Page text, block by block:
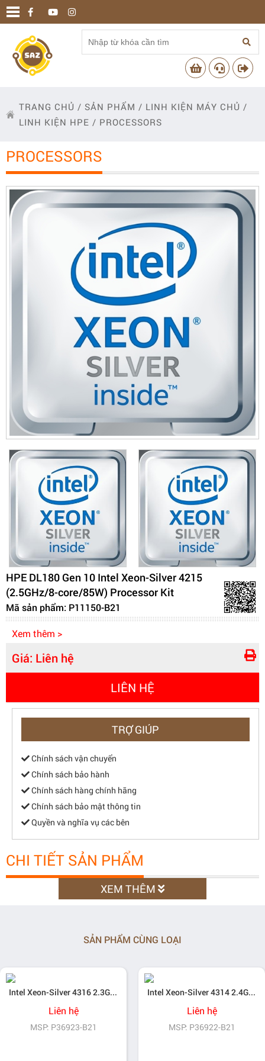
TRANG CHỦ / SẢN PHẨM / LINH KIỆN MÁY CHỦ /
LINH KIỆN HPE / PROCESSORS
PROCESSORS
HPE DL180 Gen 10 Intel Xeon-Silver 4215
(2.5GHz/8-core/85W) Processor Kit
Mã sản phẩm: P11150-B21
Xem thêm >
Giá: Liên hệ
LIÊN HỆ
TRỢ GIÚP
Chính sách vận chuyển
Chính sách bảo hành
Chính sách hàng chính hãng
Chính sách bảo mật thông tin
Quyền và nghĩa vụ các bên
CHI TIẾT SẢN PHẨM
XEM THÊM
SẢN PHẨM CÙNG LOẠI
Intel Xeon-Silver 4316 2.3GHz 20-core 150W Processor for HPE
Liên hệ
MSP: P36923-B21
Intel Xeon-Silver 4314 2.4GHz 16-core 135W Processor for HPE
Liên hệ
MSP: P36922-B21